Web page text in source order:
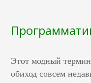
Этот модный
обиход совсем